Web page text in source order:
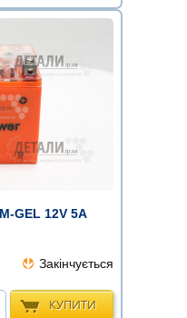
GEL 12V 5A
Закінчується
КУПИТИ